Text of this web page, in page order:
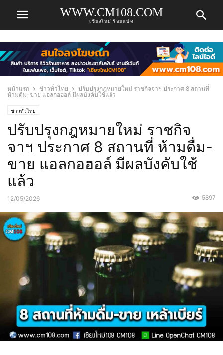
WWW.CM108.COM
เชียงใหม่ ร้อยแปด
หน้าแรก ข่าวทั่วไทย
ปรับปรุงกฎหมายใหม่ ราชกิจจาฯ ประกาศ 8 สถานที่
ห้ามดื่ม-ขาย แอลกอฮอล์ มีผลบังคับใช้แล้ว
ข่าวทั่วไทย
ปรับปรุงกฎหมายใหม่ ราชกิจ
จาฯ ประกาศ 8 สถานที่ ห้ามดื่ม-
ขาย แอลกอฮอล์ มีผลบังคับใช้
แล้ว
12/05/2026 5897